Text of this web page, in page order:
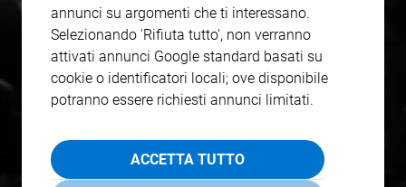
annunci su argomenti che ti interessano.
Selezionando 'Rifiuta tutto', non verranno
attivati annunci Google standard basati su
cookie o identificatori locali; ove disponibile
potranno essere richiesti annunci limitati.
ACCETTA TUTTO